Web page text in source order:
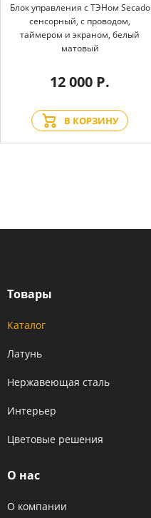
Блок управления с ТЭНом Secado
сенсорный, с проводом,
таймером и экраном, белый
матовый
12 000 Р.
В КОРЗИНУ
Товары
Каталог
Латунь
Нержавеющая сталь
Интерьер
Цветовые решения
О нас
О компании